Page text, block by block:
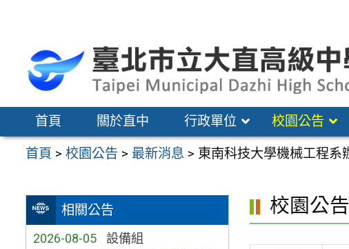
區
首頁 關於直中 行政單位 校園公告
首頁 >校園公告 > 最新消息 > 東南科技大學機械工程系
相關公告
2026-08-05 設備組
校園公告